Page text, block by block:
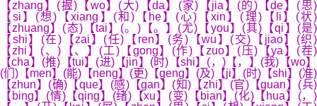
【zhang】(握)【wo】(大)【da】(家)【jia】(的)【de】(思)
【si】(想)【xiang】(和)【he】(心)【xin】(理)【li】(状)
【zhuang】(态)【tai】(。)【。】(尤)【you】(其)【qi】(是)
【shi】(在)【zai】(任)【ren】(务)【wu】(交)【jiao】(织)
【zhi】(、)【、】(工)【gong】(作)【zuo】(压)【ya】(茬)
【cha】(推)【tui】(进)【jin】(时)【shi】(，)【，】(我)【wo】
(们)【men】(能)【neng】(更)【geng】(及)【ji】(时)【shi】(准)
【zhun】(确)【que】(感)【gan】(知)【zhi】(官)【guan】(兵)
【bing】(情)【qing】(绪)【xu】(变)【bian】(化)【hua】(，)